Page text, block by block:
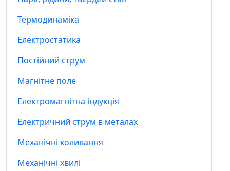
Термодинаміка
Електростатика
Постійний струм
Магнітне поле
Електромагнітна індукція
Електричний струм в металах
Механічні коливання
Механічні хвилі